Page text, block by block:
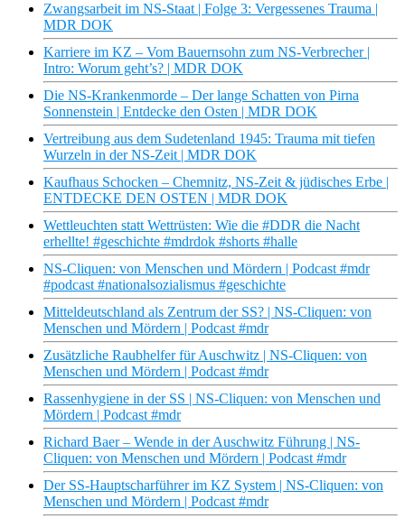
Zwangsarbeit im NS-Staat | Folge 3: Vergessenes Trauma |
MDR DOK
Karriere im KZ – Vom Bauernsohn zum NS-Verbrecher |
Intro: Worum geht’s? | MDR DOK
Die NS-Krankenmorde – Der lange Schatten von Pirna
Sonnenstein | Entdecke den Osten | MDR DOK
Vertreibung aus dem Sudetenland 1945: Trauma mit tiefen
Wurzeln in der NS-Zeit | MDR DOK
Kaufhaus Schocken – Chemnitz, NS-Zeit & jüdisches Erbe |
ENTDECKE DEN OSTEN | MDR DOK
Wettleuchten statt Wettrüsten: Wie die #DDR die Nacht
erhellte! #geschichte #mdrdok #shorts #halle
NS-Cliquen: von Menschen und Mördern | Podcast #mdr
#podcast #nationalsozialismus #geschichte
Mitteldeutschland als Zentrum der SS? | NS-Cliquen: von
Menschen und Mördern | Podcast #mdr
Zusätzliche Raubhelfer für Auschwitz | NS-Cliquen: von
Menschen und Mördern | Podcast #mdr
Rassenhygiene in der SS | NS-Cliquen: von Menschen und
Mördern | Podcast #mdr
Richard Baer – Wende in der Auschwitz Führung | NS-
Cliquen: von Menschen und Mördern | Podcast #mdr
Der SS-Hauptscharführer im KZ System | NS-Cliquen: von
Menschen und Mördern | Podcast #mdr